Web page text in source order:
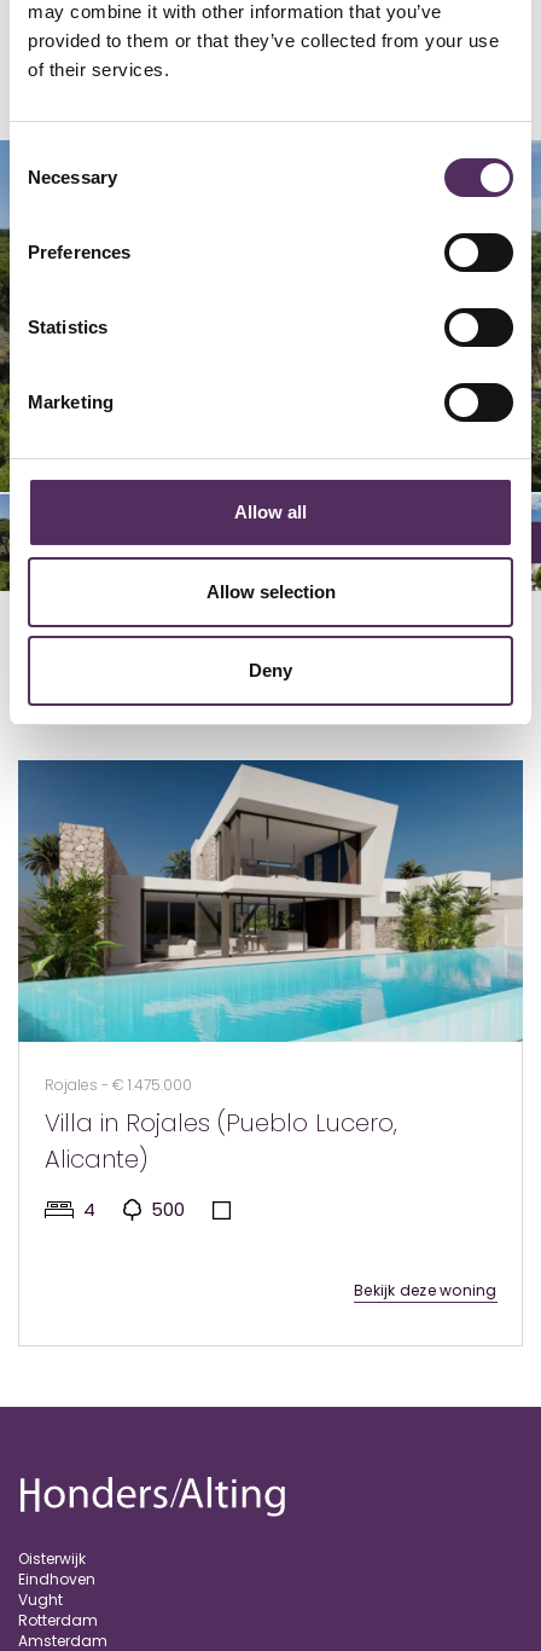
may combine it with other information that you’ve
provided to them or that they’ve collected from your use
of their services.
Selection
Necessary
Preferences
Statistics
Marketing
Allow all
Allow selection
Deny
Bekijk deze woningen ook eens.
Rojales - € 1.475.000
Villa in Rojales (Pueblo Lucero,
Alicante)
4 500
Bekijk deze woning
Oisterwijk
Eindhoven
Vught
Rotterdam
Amsterdam